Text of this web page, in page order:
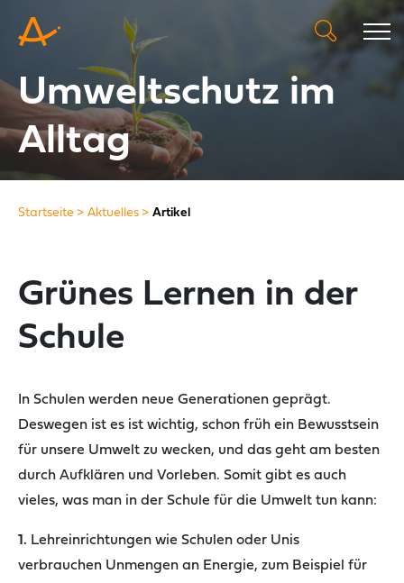
Umweltschutz im
Alltag
Startseite Aktuelles Artikel
Grünes Lernen in der
Schule
In Schulen werden neue Generationen geprägt.
Deswegen ist es ist wichtig, schon früh ein Bewusstsein
für unsere Umwelt zu wecken, und das geht am besten
durch Aufklären und Vorleben. Somit gibt es auch
vieles, was man in der Schule für die Umwelt tun kann:
1. Lehreinrichtungen wie Schulen oder Unis
verbrauchen Unmengen an Energie, zum Beispiel für